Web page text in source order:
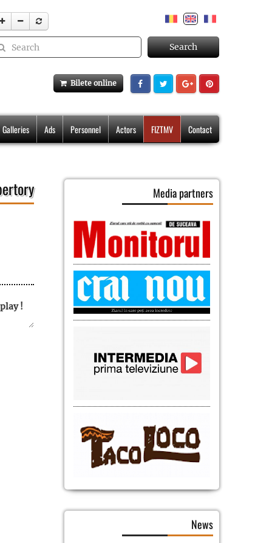
Search
Bilete online
Galleries Ads Personnel Actors FIZTMV Contact
!
Media partners
News